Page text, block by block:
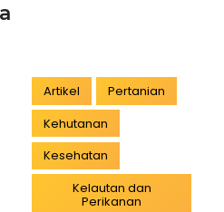
Artikel
Pertanian
Kehutanan
Kesehatan
Kelautan dan
Perikanan